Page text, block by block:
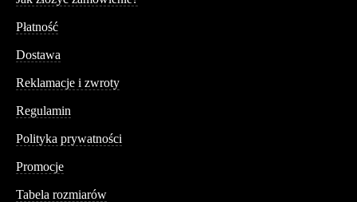
Płatność
Dostawa
Reklamacje i zwroty
Regulamin
Polityka prywatności
Promocje
Tabela rozmiarów